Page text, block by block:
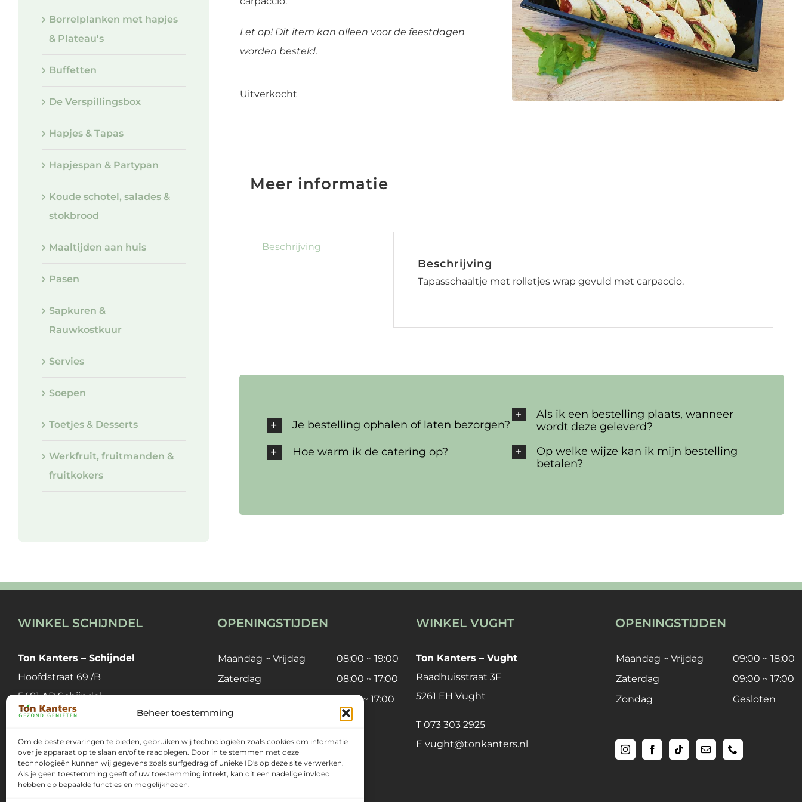
Beheer toestemming
Om de beste ervaringen te bieden, gebruiken wij technologieën zoals cookies om informatie
over je apparaat op te slaan en/of te raadplegen. Door in te stemmen met deze
technologieën kunnen wij gegevens zoals surfgedrag of unieke ID's op deze site verwerken.
Als je geen toestemming geeft of uw toestemming intrekt, kan dit een nadelige invloed
hebben op bepaalde functies en mogelijkheden.
Let op! Dit item kan alleen voor de feestdagen
worden besteld.
Uitverkocht
Meer informatie
Beschrijving
Beschrijving
Tapasschaaltje met rolletjes wrap gevuld met carpaccio.
Je bestelling ophalen of laten bezorgen?
Hoe warm ik de catering op?
Als ik een bestelling plaats, wanneer
wordt deze geleverd?
Op welke wijze kan ik mijn bestelling
betalen?
Borrelplanken met hapjes
& Plateau's
Buffetten
De Verspillingsbox
Hapjes & Tapas
Hapjespan & Partypan
Koude schotel, salades &
stokbrood
Maaltijden aan huis
Pasen
Sapkuren &
Rauwkostkuur
Servies
Soepen
Toetjes & Desserts
Werkfruit, fruitmanden &
fruitkokers
WINKEL SCHIJNDEL
Ton Kanters – Schijndel
Hoofdstraat 69 /B
5481 AB Schijndel
Eschijndel@tonkanters.nl
OPENINGSTIJDEN
Maandag ~ Vrijdag
08:00 ~ 19:00
Zaterdag
08:00 ~ 17:00
12:00 ~ 17:00
gesloten.
WINKEL VUGHT
Ton Kanters – Vught
Raadhuisstraat 3F
5261 EH Vught
T 073 303 2925
E vught@tonkanters.nl
OPENINGSTIJDEN
Maandag ~ Vrijdag
09:00 ~ 18:00
Zaterdag
09:00 ~ 17:00
Zondag
Gesloten